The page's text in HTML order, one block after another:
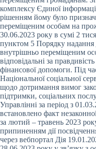
комплексу Єдиної
рішенням йому було
переміщеним особам на
30.06.2023 року в сумі 2
пунктом 5 Порядку
внутрішньо переміщеним
відповідальні за
фінансової допомоги. Під
Національної соціальної
щодо дотримання вимог
підтримки, соціальних
Управлінні за період з
встановлено факт
за лютий – травень 2023
припиненням дії
через вебпортал Дія